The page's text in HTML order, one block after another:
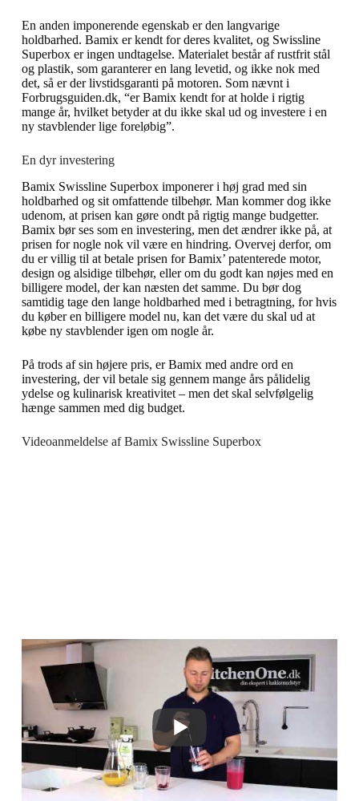
En anden imponerende egenskab er den langvarige
holdbarhed. Bamix er kendt for deres kvalitet, og Swissline
Superbox er ingen undtagelse. Materialet består af rustfrit stål
og plastik, som garanterer en lang levetid, og ikke nok med
det, så er der livstidsgaranti på motoren. Som nævnt i
Forbrugsguiden.dk, “er Bamix kendt for at holde i rigtig
mange år, hvilket betyder at du ikke skal ud og investere i en
ny stavblender lige foreløbig”.
En dyr investering
Bamix Swissline Superbox imponerer i høj grad med sin
holdbarhed og sit omfattende tilbehør. Man kommer dog ikke
udenom, at prisen kan gøre ondt på rigtig mange budgetter.
Bamix bør ses som en investering, men det ændrer ikke på, at
prisen for nogle nok vil være en hindring. Overvej derfor, om
du er villig til at betale prisen for Bamix’ patenterede motor,
design og alsidige tilbehør, eller om du godt kan nøjes med en
billigere model, der kan næsten det samme. Du bør dog
samtidig tage den lange holdbarhed med i betragtning, for hvis
du køber en billigere model nu, kan det være du skal ud at
købe ny stavblender igen om nogle år.
På trods af sin højere pris, er Bamix med andre ord en
investering, der vil betale sig gennem mange års pålidelig
ydelse og kulinarisk kreativitet – men det skal selvfølgelig
hænge sammen med dig budget.
Videoanmeldelse af Bamix Swissline Superbox